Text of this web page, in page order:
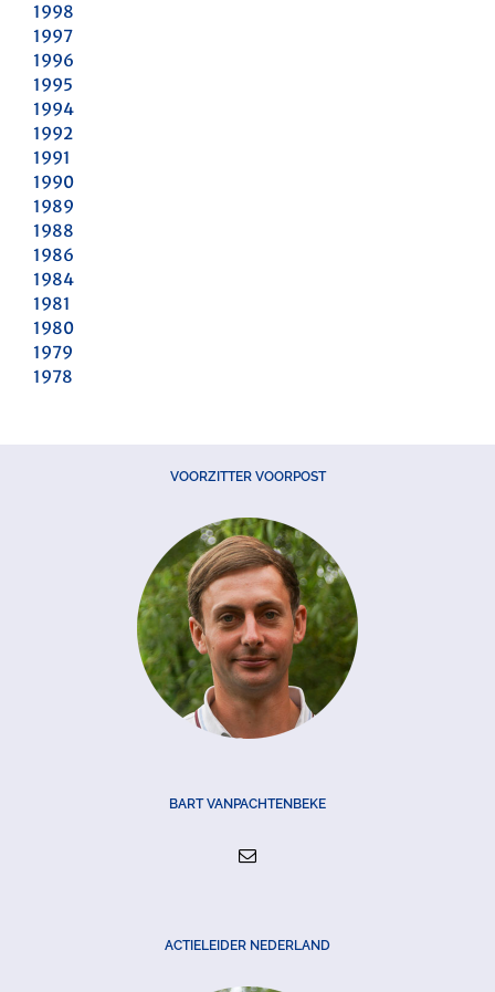
1998
1997
1996
1995
1994
1992
1991
1990
1989
1988
1986
1984
1981
1980
1979
1978
VOORZITTER VOORPOST
BART VANPACHTENBEKE
ACTIELEIDER NEDERLAND